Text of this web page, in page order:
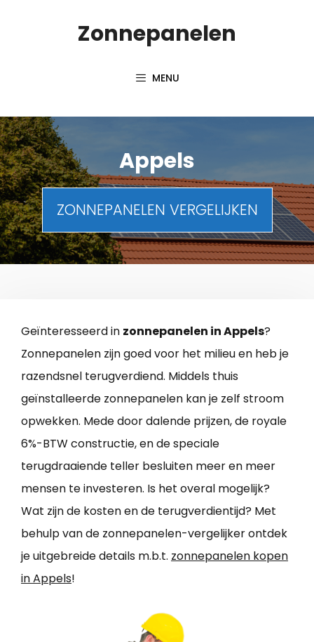
Zonnepanelen
MENU
Appels
ZONNEPANELEN VERGELIJKEN
Geïnteresseerd in zonnepanelen in Appels?
Zonnepanelen zijn goed voor het milieu en heb je
razendsnel terugverdiend. Middels thuis
geïnstalleerde zonnepanelen kan je zelf stroom
opwekken. Mede door dalende prijzen, de royale
6%-BTW constructie, en de speciale
terugdraaiende teller besluiten meer en meer
mensen te investeren. Is het overal mogelijk?
Wat zijn de kosten en de terugverdientijd? Met
behulp van de zonnepanelen-vergelijker ontdek
je uitgebreide details m.b.t. zonnepanelen kopen
in Appels!